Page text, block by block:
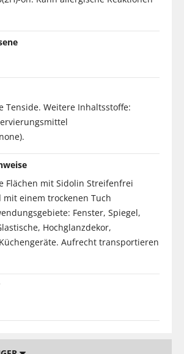
Tenside. Weitere Inhaltsstoffe:
Flächen mit Sidolin Streifenfrei
einem trockenen Tuch
Fenster, Spiegel,
Hochglanzdekor,
Aufrecht transportieren